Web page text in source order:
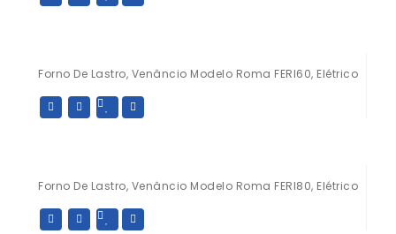
Forno De Lastro, Venâncio Modelo Roma FERI60, Elétrico
Forno De Lastro, Venâncio Modelo Roma FERI80, Elétrico